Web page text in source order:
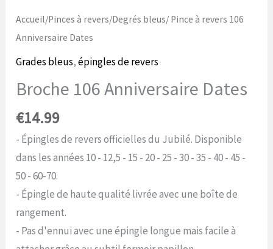
Accueil/Pinces à revers/Degrés bleus/ Pince à revers 106
Anniversaire Dates
Grades bleus,épingles de revers
Broche 106 Anniversaire Dates
€14.99
- Épingles de revers officielles du Jubilé. Disponible
dans les années 10 - 12,5 - 15 - 20 - 25 - 30 - 35 - 40 - 45 -
50 - 60-70.
- Épingle de haute qualité livrée avec une boîte de
rangement.
- Pas d'ennui avec une épingle longue mais facile à